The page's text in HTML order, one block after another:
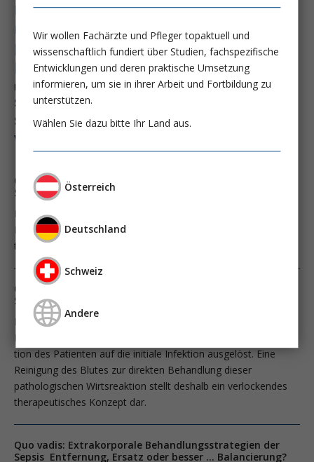
nephro-news nephrologie
niereninsuffizienz
nutrition
peg-implantationstechniken
perioperative nierenschädigung
pisces-studie
präzisionstherapie
schluckstörung
septischer schock surrogatparamenter
vasopressortherapie
Quo vadis: Extrakorporale Behandlungsstrategien der
Sepsis Entfernung, Ersatz oder besser … Balancierung?
Der septische Schock sowie das hiermit verbundene
Multiorganversagen werden durch eine überschiessende Reak­
tion des Patienten auf die initiale Infektion ausgelöst.
Quo vadis: Extrakorporale Behandlungsstrategien der
Sepsis Entfernung, Ersatz oder besser … Balancierung?
Der septische Schock sowie das hiermit verbundene
Multiorganversagen werden durch eine überschiessende Reak­
tion des Patienten auf die initiale Infektion ausgelöst. Eine
Reinigung des Blutes zur direkten Behandlung dieser
pathologischen Wirtsreaktion stellt deshalb ein verlockendes
therapeutisches Konzept dar.
Quo vadis: Extrakorporale Behandlungsstrategien der
Sepsis Entfernung, Ersatz oder besser … Balancierung?
Wir wollen Fachärzte und Pfleger topaktuell und
wissenschaftlich fundiert über Studien, fachspezifische
Entwicklungen und deren praktische Umsetzung
informieren, um sie in ihrer Arbeit und Fortbildung zu
unterstützen.
Wählen Sie dazu bitte Ihr Land aus.
Österreich
Deutschland
Schweiz
Andere